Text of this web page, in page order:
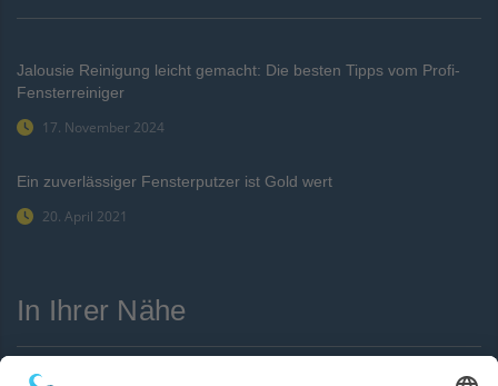
Jalousie Reinigung leicht gemacht: Die besten Tipps vom Profi-
Fensterreiniger
17. November 2024
Ein zuverlässiger Fensterputzer ist Gold wert
20. April 2021
In Ihrer Nähe